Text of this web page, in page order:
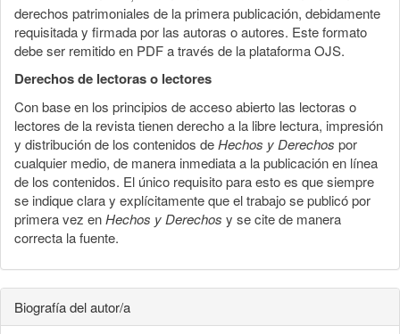
derechos patrimoniales de la primera publicación, debidamente
requisitada y firmada por las autoras o autores. Este formato
debe ser remitido en PDF a través de la plataforma OJS.
Derechos de lectoras o lectores
Con base en los principios de acceso abierto las lectoras o
lectores de la revista tienen derecho a la libre lectura, impresión
y distribución de los contenidos deHechos y Derechos por
cualquier medio, de manera inmediata a la publicación en línea
de los contenidos. El único requisito para esto es que siempre
se indique clara y explícitamente que el trabajo se publicó por
primera vez enHechos y Derechos y se cite de manera
correcta la fuente.
Biografía del autor/a